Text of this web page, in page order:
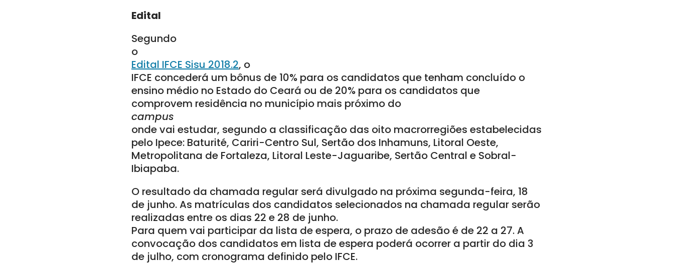
Edital
Segundo
o
Edital IFCE Sisu 2018.2, o
IFCE concederá um bônus de 10% para os candidatos que tenham concluído o
ensino médio no Estado do Ceará ou de 20% para os candidatos que
comprovem residência no município mais próximo do
campus
onde vai estudar, segundo a classificação das oito macrorregiões estabelecidas
pelo Ipece: Baturité, Cariri-Centro Sul, Sertão dos Inhamuns, Litoral Oeste,
Metropolitana de Fortaleza, Litoral Leste-Jaguaribe, Sertão Central e Sobral-
Ibiapaba.
O resultado da chamada regular será divulgado na próxima segunda-feira, 18
de junho. As matrículas dos candidatos selecionados na chamada regular serão
realizadas entre os dias 22 e 28 de junho.
Para quem vai participar da lista de espera, o prazo de adesão é de 22 a 27. A
convocação dos candidatos em lista de espera poderá ocorrer a partir do dia 3
de julho, com cronograma definido pelo IFCE.